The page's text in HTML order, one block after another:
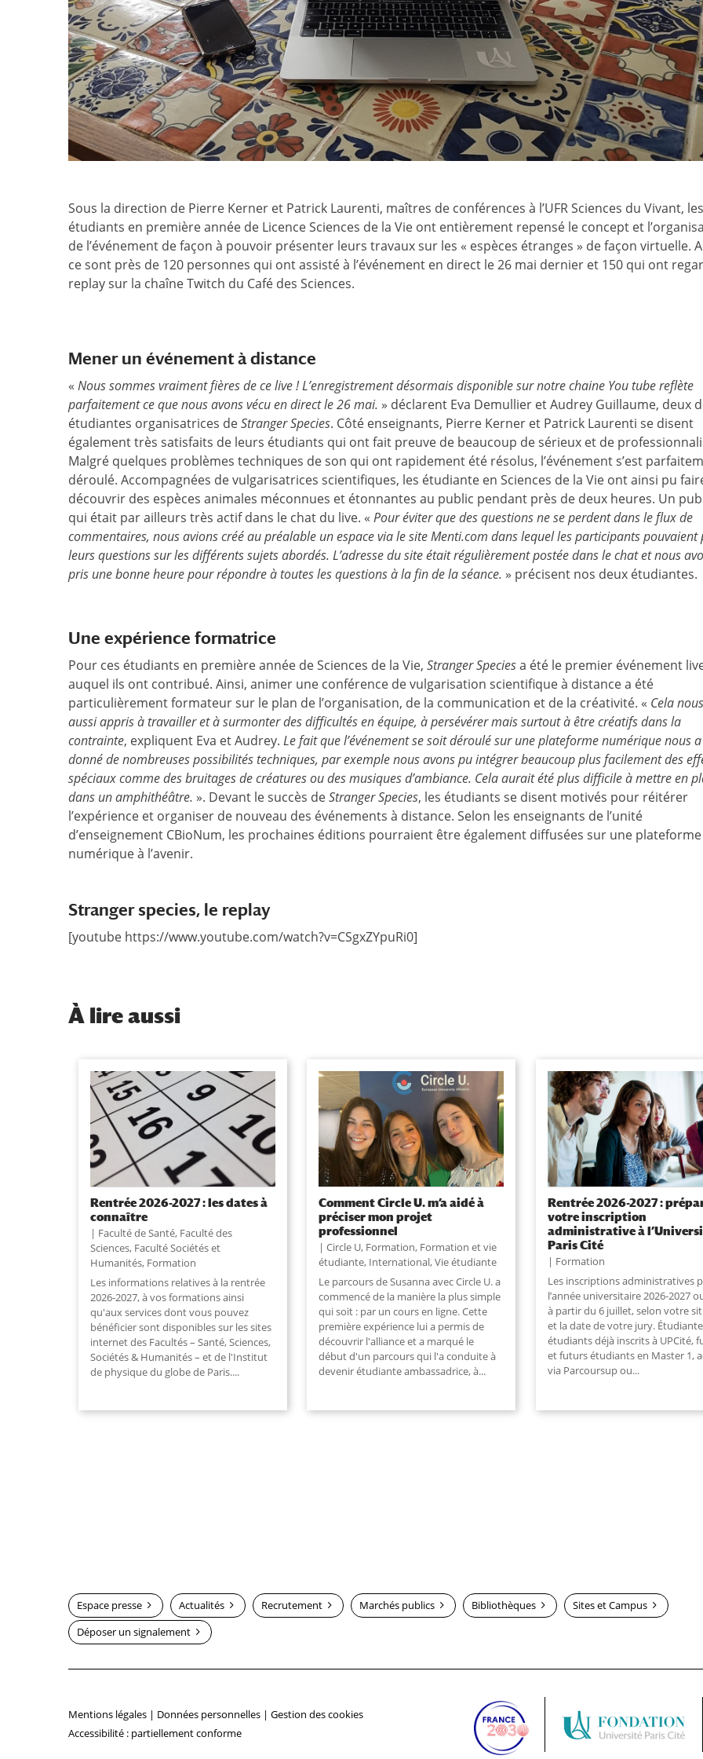
Sous la direction de Pierre Kerner et Patrick Laurenti, maîtres de conférences à l’UFR Sciences du Vivant, les
étudiants en première année de Licence Sciences de la Vie ont entièrement repensé le concept et
de l’événement de façon à pouvoir présenter leurs travaux sur les « espèces étranges » de façon virtuelle.
ce sont près de 120 personnes qui ont assisté à l’événement en direct le 26 mai dernier et 150 qui ont
replay sur la chaîne Twitch du Café des Sciences.
Mener un événement à distance
« Nous sommes vraiment fières de ce live ! L’enregistrement désormais disponible sur notre chaine You tube reflète
parfaitement ce que nous avons vécu en direct le 26 mai. » déclarent Eva Demullier et Audrey Guillaume, deux
étudiantes organisatrices deStranger Species. Côté enseignants, Pierre Kerner et Patrick Laurenti se disent
également très satisfaits de leurs étudiants qui ont fait preuve de beaucoup de sérieux et de
Malgré quelques problèmes techniques de son qui ont rapidement été résolus, l’événement s’est
déroulé. Accompagnées de vulgarisatrices scientifiques, les étudiante en Sciences de la Vie ont ainsi pu
découvrir des espèces animales méconnues et étonnantes au public pendant près de deux heures. Un
qui était par ailleurs très actif dans le chat du live. « Pour éviter que des questions ne se perdent dans le flux de
commentaires, nous avions créé au préalable un espace via le site Menti.com dans lequel les participants pouvaient
leurs questions sur les différents sujets abordés. L’adresse du site était régulièrement postée dans le chat et nous
pris une bonne heure pour répondre à toutes les questions à la fin de la séance. » précisent nos deux étudiantes.
Une expérience formatrice
Pour ces étudiants en première année de Sciences de la Vie, Stranger Speciesa été le premier événement
auquel ils ont contribué. Ainsi, animer une conférence de vulgarisation scientifique à distance a été
particulièrement formateur sur le plan de l’organisation, de la communication et de la créativité. « Cela
aussi appris à travailler et à surmonter des difficultés en équipe, à persévérer mais surtout à être créatifs dans la
contrainte, expliquent Eva et Audrey. Le fait que l’événement se soit déroulé sur une plateforme numérique nous a
donné de nombreuses possibilités techniques, par exemple nous avons pu intégrer beaucoup plus facilement des
spéciaux comme des bruitages de créatures ou des musiques d’ambiance. Cela aurait été plus difficile à mettre en
dans un amphithéâtre. ». Devant le succès deStranger Species, les étudiants se disent motivés pour réitérer
l’expérience et organiser de nouveau des événements à distance. Selon les enseignants de l’unité
d’enseignement CBioNum, les prochaines éditions pourraient être également diffusées sur une plateforme
numérique à l’avenir.
Stranger species, le replay
[youtube https://www.youtube.com/watch?v=CSgxZYpuRi0]
À lire aussi
Rentrée 2026-2027 : les dates à
connaître
Faculté de Santé, Faculté des
Sciences, Faculté Sociétés et
Humanités, Formation
Les informations relatives à la rentrée
2026-2027, à vos formations ainsi
qu'aux services dont vous pouvez
bénéficier sont disponibles sur les sites
internet des Facultés – Santé, Sciences,
Sociétés & Humanités – et de l'Institut
de physique du globe de Paris....
Comment Circle U. m’a aidé à
préciser mon projet
professionnel
Circle U, Formation, Formation et vie
étudiante, International,Vie étudiante
Le parcours de Susanna avec Circle U. a
commencé de la manière la plus simple
qui soit : par un cours en ligne. Cette
première expérience lui a permis de
découvrir l'alliance et a marqué le
début d'un parcours qui l'a conduite à
devenir étudiante ambassadrice, à...
Rentrée 2026-2027 :
votre inscription
administrative à
Paris Cité
Formation
Les inscriptions administratives
l’année universitaire 2026-2027
à partir du 6 juillet, selon votre
et la date de votre jury.
étudiants déjà inscrits à UPCité,
et futurs étudiants en Master 1,
via Parcoursup ou...
Espace presse Actualités Recrutement Marchés publics Bibliothèques
Sites et Campus
Déposer un signalement
Mentions légales | Données personnelles | Gestion des cookies
Accessibilité : partiellement conforme